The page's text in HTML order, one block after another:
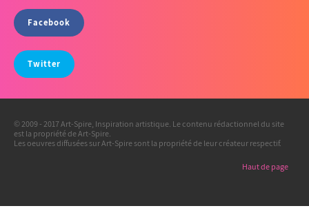
Facebook
Twitter
© 2009 - 2017 Art-Spire, Inspiration artistique. Le contenu rédactionnel du site
est la propriété de Art-Spire.
Les oeuvres diffusées sur Art-Spire sont la propriété de leur créateur respectif.
Haut de page